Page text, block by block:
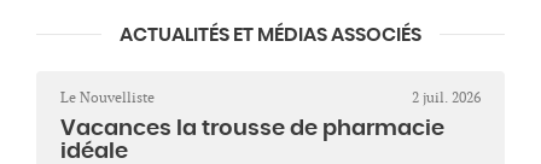
ACTUALITÉS ET MÉDIAS ASSOCIÉS
Le Nouvelliste 2 juil. 2026
Vacances la trousse de pharmacie
idéale